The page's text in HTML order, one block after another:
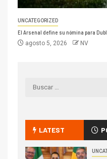
UNCATEGORIZED
El Arsenal define su nómina para
agosto 5, 2026 NV
LATEST